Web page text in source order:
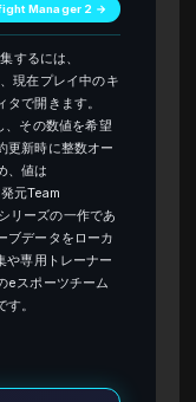
Manager 2 →
するには、
現在プレイ中のキ
で開きます。
その数値を希望
更新時に整数オー
、値は
元Team
ーズの一作であ
ブデータをローカ
や専用トレーナー
eスポーツチーム
。